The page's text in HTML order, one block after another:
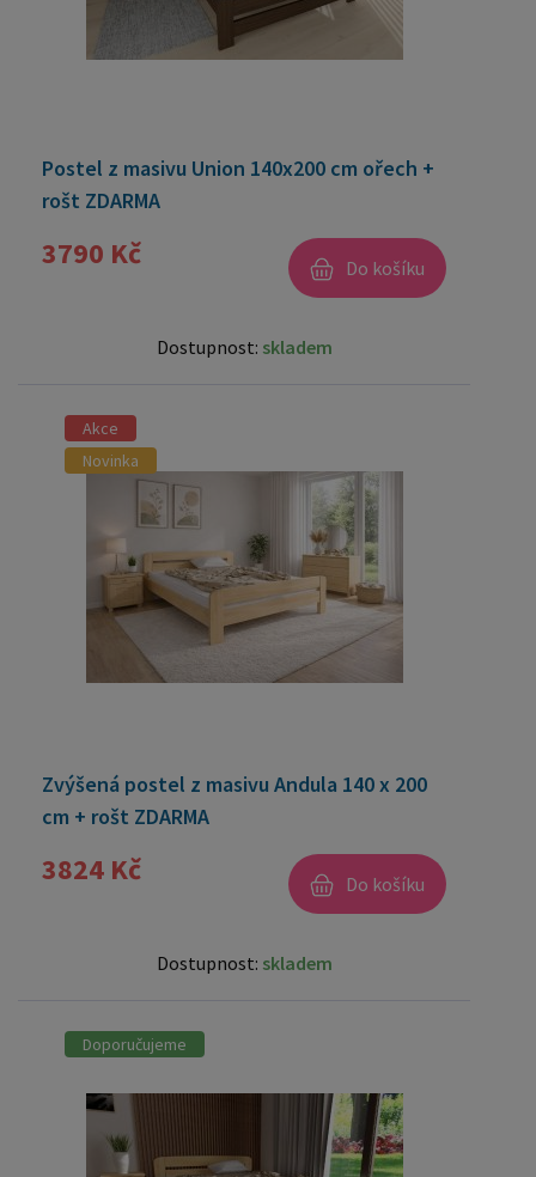
Postel z masivu Union 140x200 cm ořech +
rošt ZDARMA
3790 Kč Do košíku
Dostupnost: skladem
Akce
Novinka
Zvýšená postel z masivu Andula 140 x 200
cm + rošt ZDARMA
3824 Kč Do košíku
Dostupnost: skladem
Doporučujeme